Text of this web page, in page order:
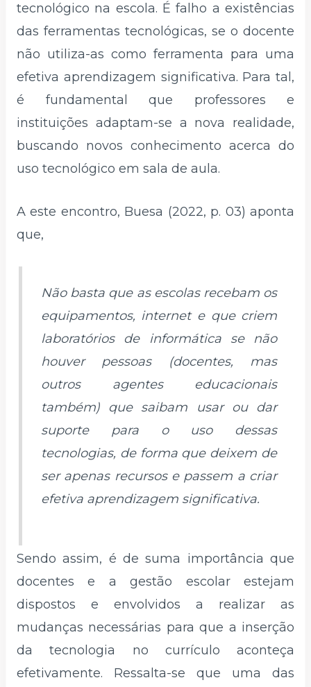
tecnológico na escola. É falho a existências
das ferramentas tecnológicas, se o docente
não utiliza-as como ferramenta para uma
efetiva aprendizagem significativa. Para tal,
é fundamental que professores e
instituições adaptam-se a nova realidade,
buscando novos conhecimento acerca do
uso tecnológico em sala de aula.
A este encontro, Buesa (2022, p. 03) aponta
que,
Não basta que as escolas recebam os
equipamentos, internet e que criem
laboratórios de informática se não
houver pessoas (docentes, mas
outros agentes educacionais
também) que saibam usar ou dar
suporte para o uso dessas
tecnologias, de forma que deixem de
ser apenas recursos e passem a criar
efetiva aprendizagem significativa.
Sendo assim, é de suma importância que
docentes e a gestão escolar estejam
dispostos e envolvidos a realizar as
mudanças necessárias para que a inserção
da tecnologia no currículo aconteça
efetivamente. Ressalta-se que uma das